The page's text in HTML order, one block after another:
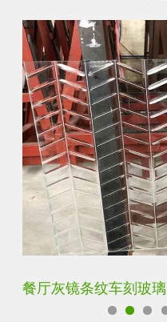
餐厅灰镜条纹车刻玻璃